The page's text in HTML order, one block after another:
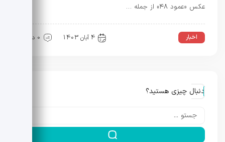
عکس «عمود ۴۸» از جمله …
اخبار 4 آبان 1403 0 دیدگاه
دنبال چیزی هستید؟